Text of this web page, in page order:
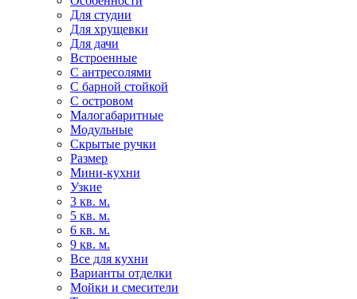
Для студии
Для хрущевки
Для дачи
Встроенные
С антресолями
С барной стойкой
С островом
Малогабаритные
Модульные
Скрытые ручки
Размер
Мини-кухни
Узкие
3 кв. м.
5 кв. м.
6 кв. м.
9 кв. м.
Все для кухни
Варианты отделки
Мойки и смесители